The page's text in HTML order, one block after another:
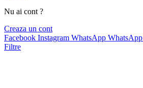
Nu ai cont ?
Creaza un cont
Facebook Instagram WhatsApp WhatsApp
Filtre